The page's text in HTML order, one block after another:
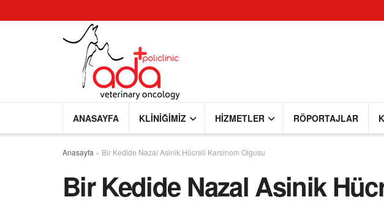
ANASAYFA KLINIĞIMIZ HIZMETLER RÖPORTAJLAR
Anasayfa » Bir Kedide Nazal Asinik Hücreli Karsinom Olgusu
Bir Kedide Nazal Asinik